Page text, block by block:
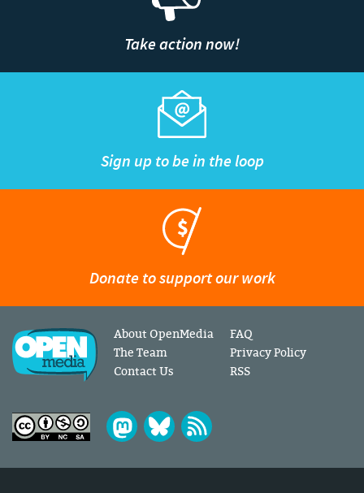
Take action now!
Sign up to be in the loop
Donate to support our work
About OpenMedia
The Team
Contact Us
FAQ
Privacy Policy
RSS